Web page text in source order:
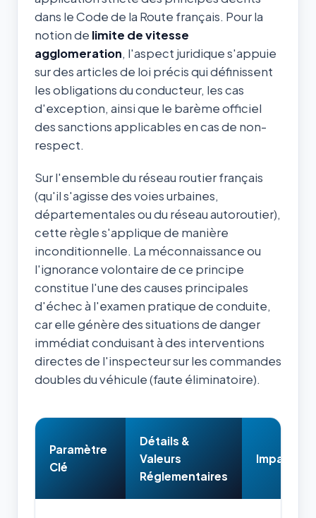
dans le Code de la Route français. Pour la
notion de limite de vitesse
agglomeration, l'aspect juridique s'appuie
sur des articles de loi précis qui définissent
les obligations du conducteur, les cas
d'exception, ainsi que le barème officiel
des sanctions applicables en cas de non-
respect.
Sur l'ensemble du réseau routier français
(qu'il s'agisse des voies urbaines,
départementales ou du réseau autoroutier),
cette règle s'applique de manière
inconditionnelle. La méconnaissance ou
l'ignorance volontaire de ce principe
constitue l'une des causes principales
d'échec à l'examen pratique de conduite,
car elle génère des situations de danger
immédiat conduisant à des interventions
directes de l'inspecteur sur les commandes
doubles du véhicule (faute éliminatoire).
Paramètre
Clé
Détails &
Valeurs
Réglementaires
Impact &